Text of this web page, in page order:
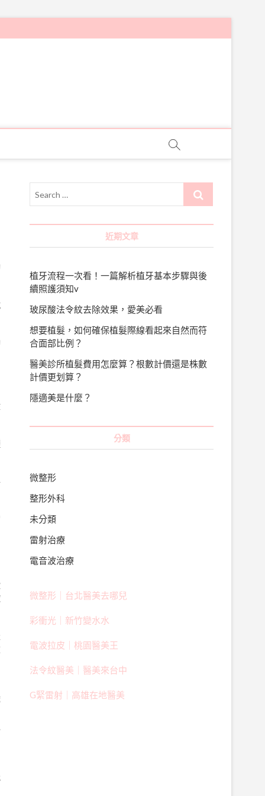
Search
近期文章
植牙流程一次看！一篇解析植牙基本步驟與後
續照護須知v
玻尿酸法令紋去除效果，愛美必看
想要植髮，如何確保植髮際線看起來自然而符
合面部比例？
醫美診所植髮費用怎麼算？根數計價還是株數
計價更划算？
隱適美是什麼？
分類
微整形
整形外科
未分類
雷射治療
電音波治療
微整形｜台北醫美去哪兒
彩衝光｜新竹變水水
電波拉皮｜桃園醫美王
法令紋醫美｜醫美來台中
G緊雷射｜高雄在地醫美